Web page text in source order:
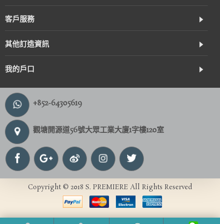
客戶服務
其他訂造資訊
我的戶口
+852-64305619
觀塘開源道56號大眾工業大廈1字樓120室
Copyright © 2018 S. PREMIERE All Rights Reserved